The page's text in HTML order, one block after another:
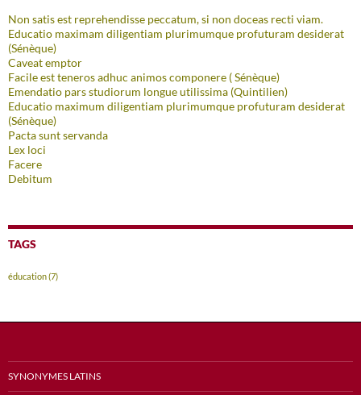
Non satis est reprehendisse peccatum, si non doceas recti viam.
Educatio maximam diligentiam plurimumque profuturam desiderat
(Sénèque)
Caveat emptor
Facile est teneros adhuc animos componere ( Sénèque)
Emendatio pars studiorum longue utilissima (Quintilien)
Educatio maximum diligentiam plurimumque profuturam desiderat
(Sénèque)
Pacta sunt servanda
Lex loci
Facere
Debitum
TAGS
éducation(7)
SYNONYMES LATINS